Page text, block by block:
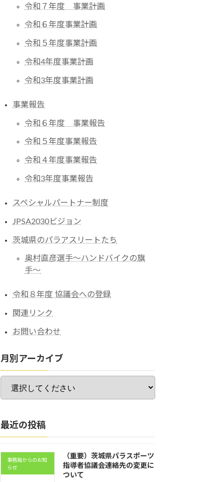
令和７年度 事業計画
令和６年度事業計画
令和５年度事業計画
令和4年度事業計画
令和3年度事業計画
事業報告
令和６年度 事業報告
令和５年度事業報告
令和４年度事業報告
令和3年度事業報告
スペシャルパートナー制度
JPSA2030ビジョン
茨城県のパラアスリートたち
奥村直彦選手〜ハンドバイクの旗
手〜
令和８年度 協議会への登録
関連リンク
お問い合わせ
月別アーカイブ
最近の投稿
事務局からのお知
らせ
（重要）茨城県パラスポーツ
指導者協議会連絡先の変更に
ついて